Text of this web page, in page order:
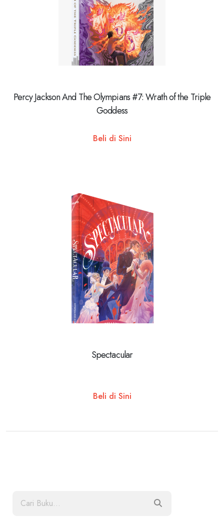
Percy Jackson And The Olympians #7: Wrath of the Triple
Goddess
Beli di Sini
Spectacular
Beli di Sini